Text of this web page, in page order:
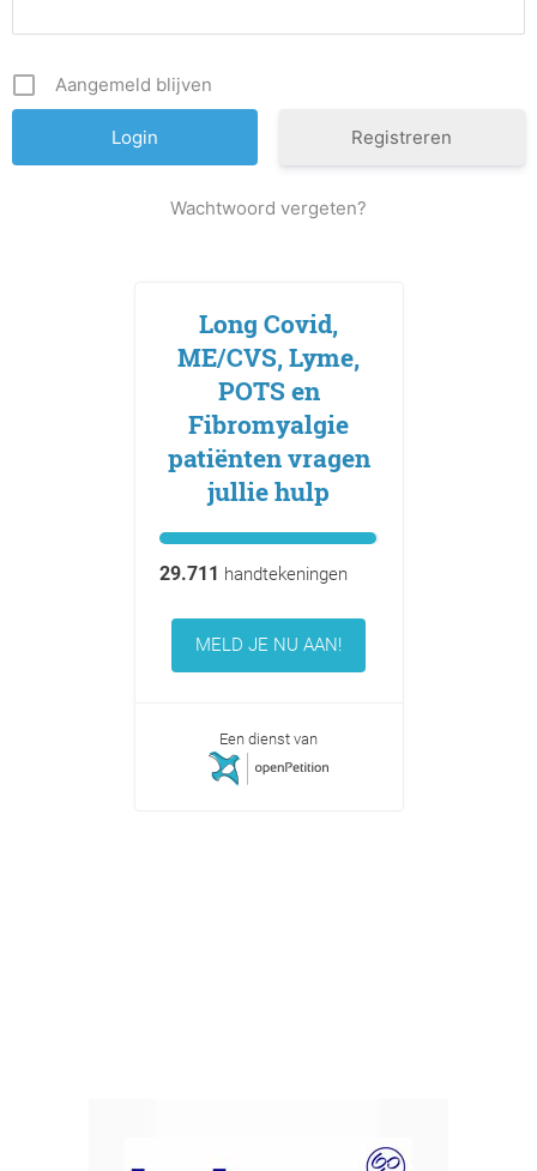
Aangemeld blijven
Registreren
Wachtwoord vergeten?
Long Covid,
ME/CVS, Lyme,
POTS en
Fibromyalgie
patiënten vragen
jullie hulp
29.711 handtekeningen
MELD JE NU AAN!
Een dienst van